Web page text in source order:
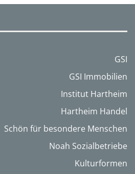
GSI
GSI Immobilien
Institut Hartheim
Hartheim Handel
Schön für besondere Menschen
Noah Sozialbetriebe
Kulturformen